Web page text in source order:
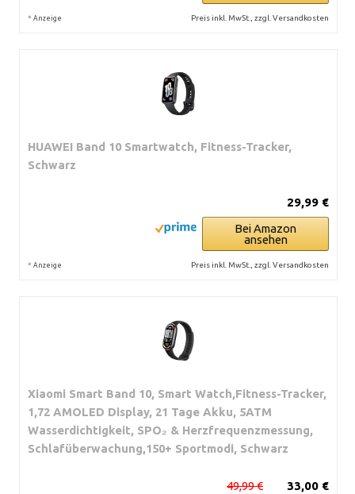
* Anzeige Preis inkl. MwSt., zzgl. Versandkosten
HUAWEI Band 10 Smartwatch, Fitness-Tracker,
Schwarz
29,99 €
Bei Amazon
ansehen
* Anzeige Preis inkl. MwSt., zzgl. Versandkosten
Xiaomi Smart Band 10, Smart Watch,Fitness-Tracker,
1,72 AMOLED Display, 21 Tage Akku, 5ATM
Wasserdichtigkeit, SPO₂ & Herzfrequenzmessung,
Schlafüberwachung,150+ Sportmodi, Schwarz
33,00 €
49,99 €